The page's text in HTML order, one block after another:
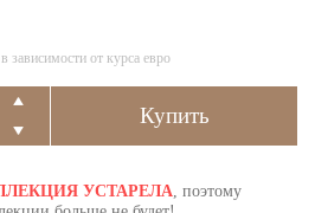
от курса евро
УСТАРЕЛА, поэтому